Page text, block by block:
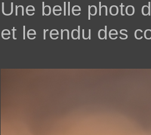
Une belle photo
et le rendu des